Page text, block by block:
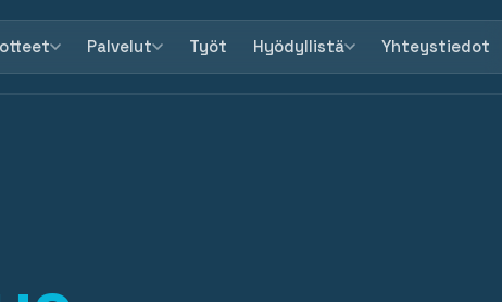
Palvelut Työt Hyödyllistä Yhteystiedot